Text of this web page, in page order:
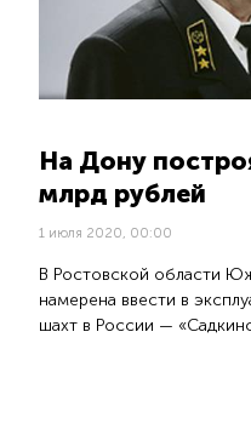
На Дону
млрд рублей
1 июля 2020, 00:00
В Ростовской области
намерена ввести в
шахт в России —